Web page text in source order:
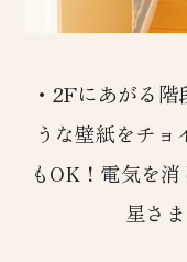
・2Fにあがる
うな壁紙をチ
もOK！電気を
星さ